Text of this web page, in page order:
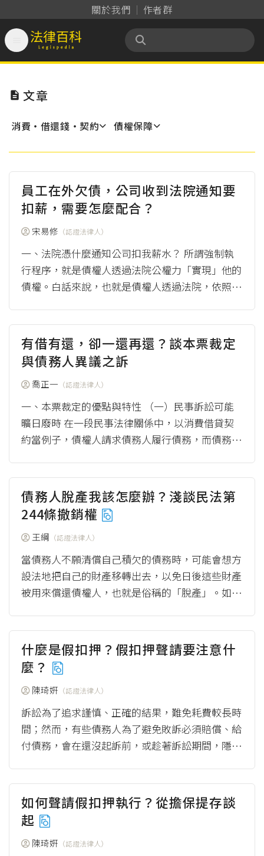
關於我們 作者群
法律百科 Legispedia
 文章
消費‧借還錢‧契約 債權保障
員工在外欠債，公司收到法院通知要
扣薪，需要怎麼配合？
宋易修 （認證法律人）
一、法院憑什麼通知公司扣我薪水？ 所謂強制執
行程序，就是債權人透過法院公權力「實現」他的
債權。白話來說，也就是債權人透過法院，依照法
有借有還，卻一還再還？談本票裁定
與債務人異議之訴
喬正一 （認證法律人）
一、本票裁定的優點與特性 （一）民事訴訟可能
曠日廢時 在一段民事法律關係中，以消費借貸契
約當例子，債權人請求債務人履行債務，而債務人
債務人脫產我該怎麼辦？淺談民法第
244條撤銷權
王綱 （認證法律人）
當債務人不願清償自己積欠的債務時，可能會想方
設法地把自己的財產移轉出去，以免日後這些財產
被用來償還債權人，也就是俗稱的「脫產」。如同
什麼是假扣押？假扣押聲請要注意什
麼？
陳琦姸 （認證法律人）
訴訟為了追求謹慎、正確的結果，難免耗費較長時
間；然而，有些債務人為了避免敗訴必須賠償、給
付債務，會在還沒起訴前，或趁著訴訟期間，隱
如何聲請假扣押執行？從擔保提存談
起
陳琦姸 （認證法律人）